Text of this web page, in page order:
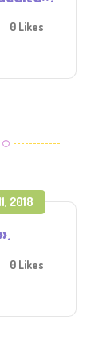
0Likes
2018
0Likes